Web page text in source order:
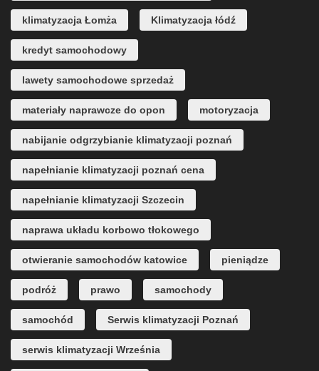
klimatyzacja Łomża Klimatyzacja łódź
kredyt samochodowy
lawety samochodowe sprzedaż
materiały naprawcze do opon motoryzacja
nabijanie odgrzybianie klimatyzacji poznań
napełnianie klimatyzacji poznań cena
napełnianie klimatyzacji Szczecin
naprawa układu korbowo tłokowego
otwieranie samochodów katowice pieniądze
podróż prawo samochody
samochód Serwis klimatyzacji Poznań
serwis klimatyzacji Września